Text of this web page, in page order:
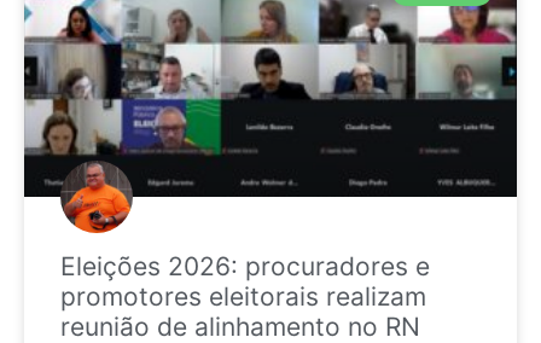
Eleições 2026: procuradores e
promotores eleitorais realizam
reunião de alinhamento no RN